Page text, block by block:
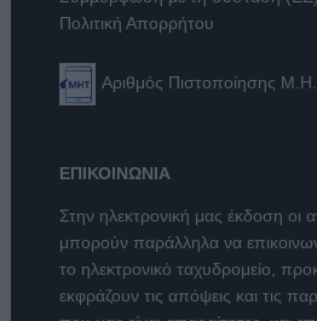
Πολιτική Απορρήτου
Αριθμός Πιστοποίησης
ΕΠΙΚΟΙΝΩΝΙΑ
Στην ηλεκτρονική μας έκδοση οι
μπορούν παράλληλα να
το ηλεκτρονικό ταχυδρομείο,
εκφράζουν τις απόψεις και τις